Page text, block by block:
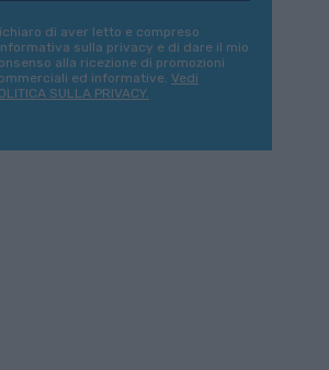
di aver letto e compreso
sulla privacy e di dare il mio
alla ricezione di promozioni
ed informative. Vedi
SULLA PRIVACY.